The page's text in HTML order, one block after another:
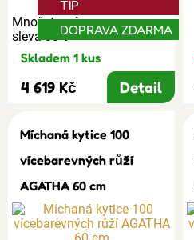
Množstevní
sleva 30%
TIP
DOPRAVA ZDARMA
Skladem 1 kus
4 619 Kč Detail
Míchaná kytice 100
vícebarevných růží
AGATHA 60 cm